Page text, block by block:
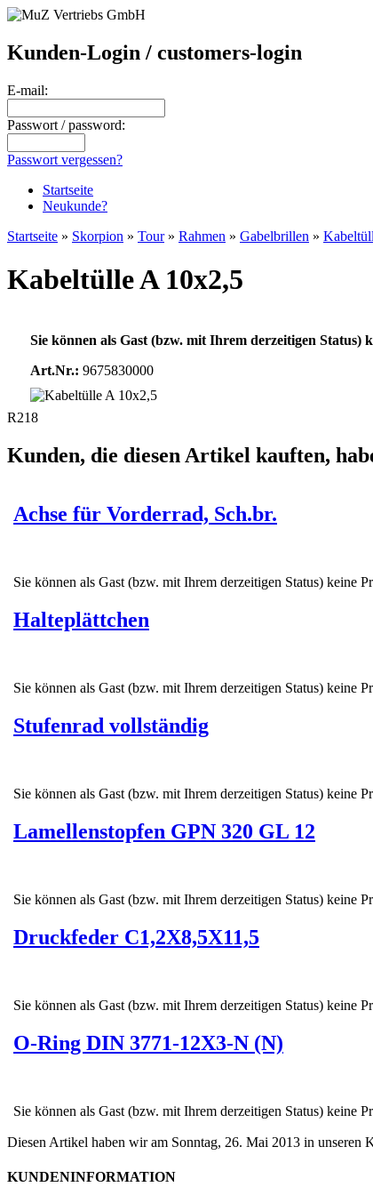
Kunden-Login / customers-login
E-mail:
Passwort / password:
Passwort vergessen?
Startseite
Neukunde?
Startseite » Skorpion » Tour» Rahmen » Gabelbrillen »
Kabeltülle A 10x2,5
Sie können als Gast (bzw. mit Ihrem derzeitigen Status)
Art.Nr.: 9675830000
R218
Kunden, die diesen Artikel kauften,
Achse für Vorderrad, Sch.br.
Sie können als Gast (bzw. mit Ihrem derzeitigen Status) keine
Halteplättchen
Sie können als Gast (bzw. mit Ihrem derzeitigen Status) keine
Stufenrad vollständig
Sie können als Gast (bzw. mit Ihrem derzeitigen Status) keine
Lamellenstopfen GPN 320 GL 12
Sie können als Gast (bzw. mit Ihrem derzeitigen Status) keine
Druckfeder C1,2X8,5X11,5
Sie können als Gast (bzw. mit Ihrem derzeitigen Status) keine
O-Ring DIN 3771-12X3-N (N)
Sie können als Gast (bzw. mit Ihrem derzeitigen Status) keine
Diesen Artikel haben wir am Sonntag, 26. Mai 2013 in unseren
KUNDENINFORMATION